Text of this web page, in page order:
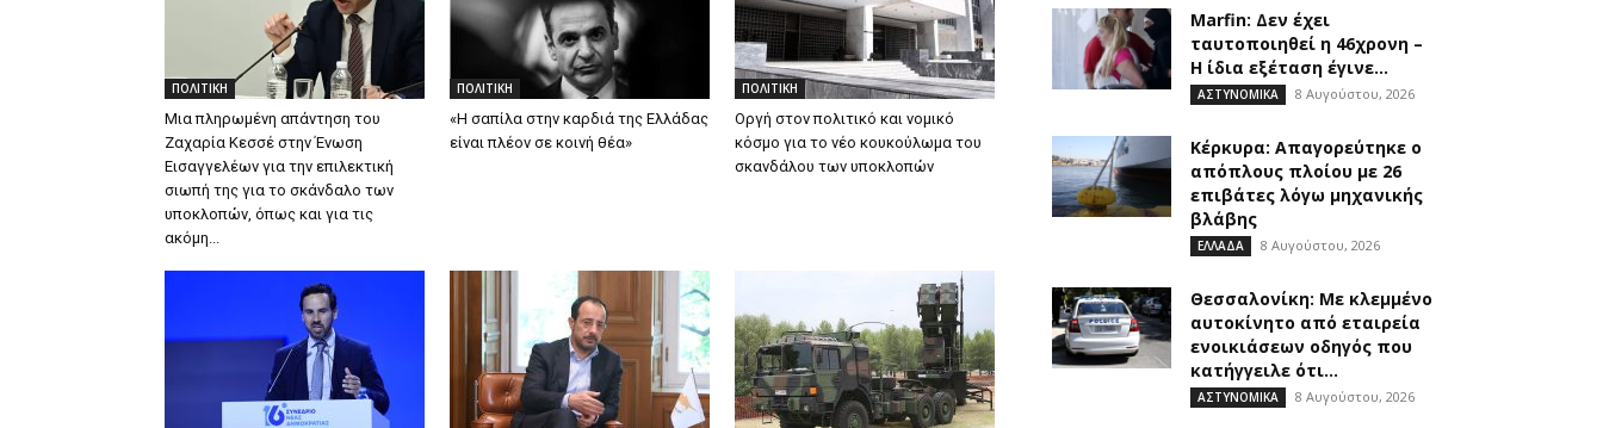
ΠΟΛΙΤΙΚΗ
Μια πληρωμένη απάντηση του
Ζαχαρία Κεσσέ στην Ένωση
Εισαγγελέων για την επιλεκτική
σιωπή της για το σκάνδαλο των
υποκλοπών, όπως και για τις
ακόμη...
ΠΟΛΙΤΙΚΗ
«Η σαπίλα στην καρδιά της Ελλάδας
είναι πλέον σε κοινή θέα»
ΠΟΛΙΤΙΚΗ
Οργή στον πολιτικό και νομικό
κόσμο για το νέο κουκούλωμα του
σκανδάλου των υποκλοπών
Marfin: Δεν έχει
ταυτοποιηθεί η 46χρονη –
Η ίδια εξέταση έγινε...
ΑΣΤΥΝΟΜΙΚΑ 8 Αυγούστου, 2026
Κέρκυρα: Απαγορεύτηκε ο
απόπλους πλοίου με 26
επιβάτες λόγω μηχανικής
βλάβης
ΕΛΛΑΔΑ 8 Αυγούστου, 2026
Θεσσαλονίκη: Με κλεμμένο
αυτοκίνητο από εταιρεία
ενοικιάσεων οδηγός που
κατήγγειλε ότι...
ΑΣΤΥΝΟΜΙΚΑ 8 Αυγούστου, 2026